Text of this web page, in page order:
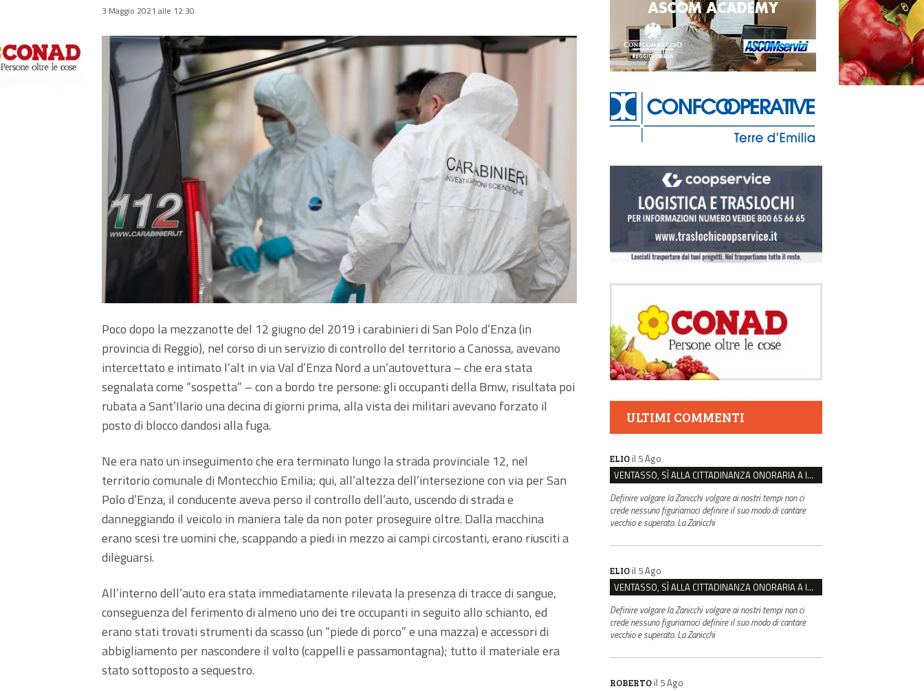
3 Maggio 2021 alle 12:30
Poco dopo la mezzanotte del 12 giugno del 2019 i carabinieri di San Polo d’Enza (in
provincia di Reggio), nel corso di un servizio di controllo del territorio a Canossa, avevano
intercettato e intimato l’alt in via Val d’Enza Nord a un’autovettura – che era stata
segnalata come “sospetta” – con a bordo tre persone: gli occupanti della Bmw, risultata poi
rubata a Sant’Ilario una decina di giorni prima, alla vista dei militari avevano forzato il
posto di blocco dandosi alla fuga.
Ne era nato un inseguimento che era terminato lungo la strada provinciale 12, nel
territorio comunale di Montecchio Emilia; qui, all’altezza dell’intersezione con via per San
Polo d’Enza, il conducente aveva perso il controllo dell’auto, uscendo di strada e
danneggiando il veicolo in maniera tale da non poter proseguire oltre. Dalla macchina
erano scesi tre uomini che, scappando a piedi in mezzo ai campi circostanti, erano riusciti a
dileguarsi.
All’interno dell’auto era stata immediatamente rilevata la presenza di tracce di sangue,
conseguenza del ferimento di almeno uno dei tre occupanti in seguito allo schianto, ed
erano stati trovati strumenti da scasso (un “piede di porco” e una mazza) e accessori di
abbigliamento per nascondere il volto (cappelli e passamontagna); tutto il materiale era
stato sottoposto a sequestro.
ULTIMI COMMENTI
ELIO il 5 Ago
VENTASSO, SÌ ALLA CITTADINANZA ONORARIA A IVA ZANICCHI. MA BARGIACCHI: “È DI PESSIMO GUSTO”
Definire volgare la Zanicchi volgare ai nostri tempi non ci
crede nessuno figuriamoci definire il suo modo di cantare
vecchio e superato. La Zanicchi
ELIO il 5 Ago
VENTASSO, SÌ ALLA CITTADINANZA ONORARIA A IVA ZANICCHI. MA BARGIACCHI: “È DI PESSIMO GUSTO”
Definire volgare la Zanicchi volgare ai nostri tempi non ci
crede nessuno figuriamoci definire il suo modo di cantare
vecchio e superato. La Zanicchi
ROBERTO il 5 Ago